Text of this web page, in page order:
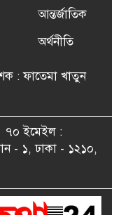
হলেন যুক্তরাজ্য
কমিটির
কৃতিত্বের পুরস্কার
আলোকে
এসোসিয়েশন’
আন্তর্জাতিক
অর্থনীতি
: ফাতেমা খাতুন
৭০ ইমেইল :
- ১, ঢাকা - ১২১০,